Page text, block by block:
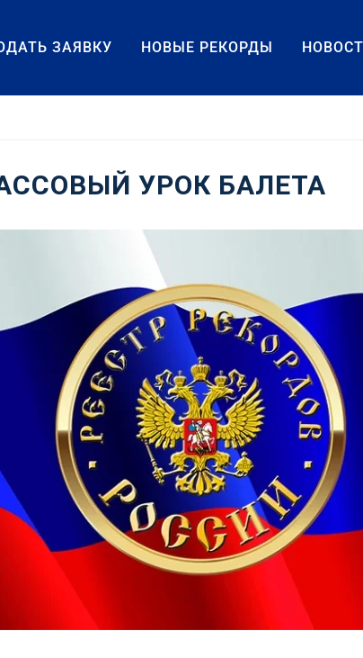
ЗАЯВКУ НОВЫЕ РЕКОРДЫ
УРОК БАЛЕТА